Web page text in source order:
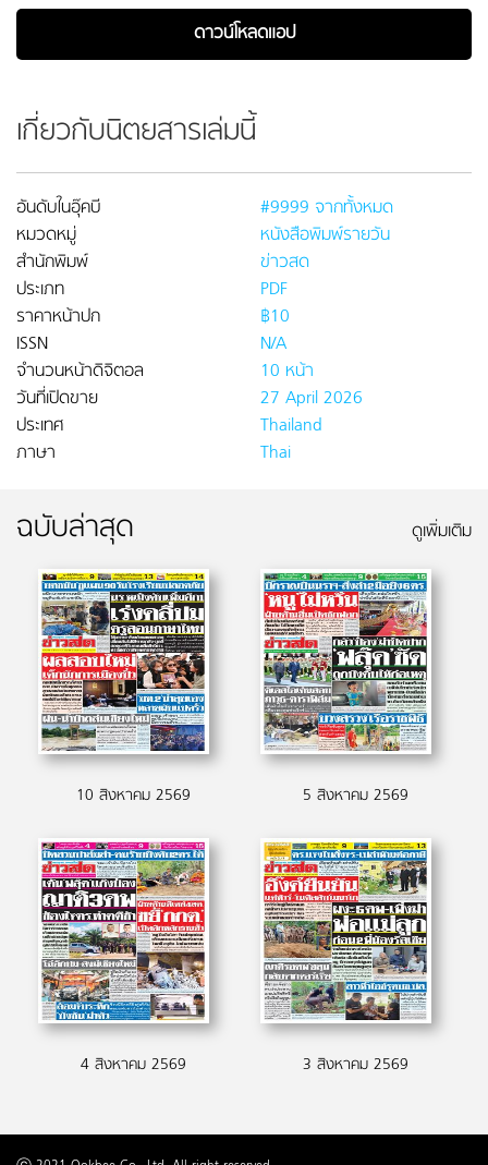
ดาวน์โหลดแอป
เกี่ยวกับนิตยสารเล่มนี้
อันดับในอุ๊คบี
#9999 จากทั้งหมด
หมวดหมู่
หนังสือพิมพ์รายวัน
สำนักพิมพ์
ข่าวสด
ประเภท
PDF
ราคาหน้าปก
฿10
ISSN
N/A
จำนวนหน้าดิจิตอล
10 หน้า
วันที่เปิดขาย
27 April 2026
ประเทศ
Thailand
ภาษา
Thai
ฉบับล่าสุด ดูเพิ่มเติม
10 สิงหาคม 2569 5 สิงหาคม 2569
4 สิงหาคม 2569 3 สิงหาคม 2569